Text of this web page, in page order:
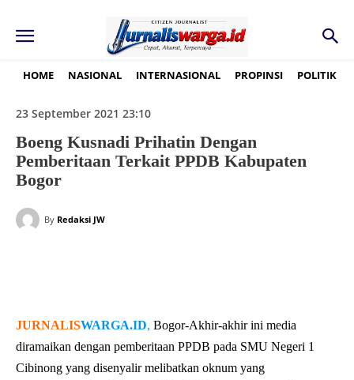
HOME NASIONAL INTERNASIONAL PROPINSI POLITIK
23 September 2021 23:10
Boeng Kusnadi Prihatin Dengan
Pemberitaan Terkait PPDB Kabupaten
Bogor
By Redaksi JW
JURNALISWARGA.ID, Bogor-Akhir-akhir ini media
diramaikan dengan pemberitaan PPDB pada SMU Negeri 1
Cibinong yang disenyalir melibatkan oknum yang